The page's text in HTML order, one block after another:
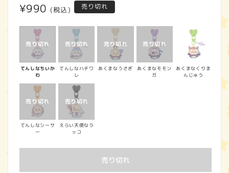
通
常
価
¥990 (税込) 売り切れ
てんしなちいか
わ
てんしなハチワ
レ
あくまなうさぎ
あくまなモモン
ガ
あくまなくりま
んじゅう
てんしなシーサ
ー
えらい天使なラ
ッコ
売り切れ